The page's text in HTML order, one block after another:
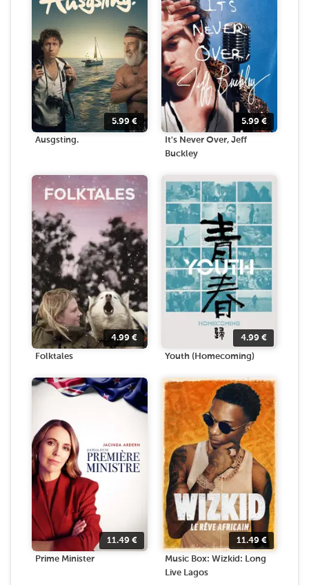
5.99 €
Ausgsting.
5.99 €
It's Never Over, Jeff
Buckley
4.99 €
Folktales
4.99 €
Youth (Homecoming)
11.49 €
Prime Minister
11.49 €
Music Box: Wizkid: Long
Live Lagos